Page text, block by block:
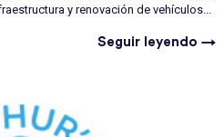
y renovación de vehículos...
Seguir leyendo →